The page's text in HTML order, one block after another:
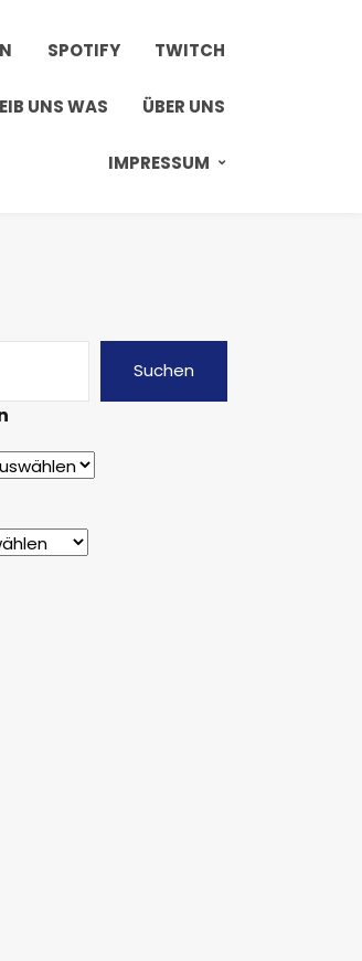
SPOTIFY TWITCH
UNS WAS ÜBER UNS
IMPRESSUM
Suchen